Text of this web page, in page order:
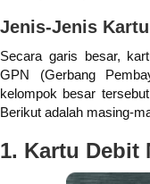
Jenis-Jenis
Secara garis besar,
GPN (Gerbang
kelompok besar
Berikut adalah masing-
1. Kartu Debit